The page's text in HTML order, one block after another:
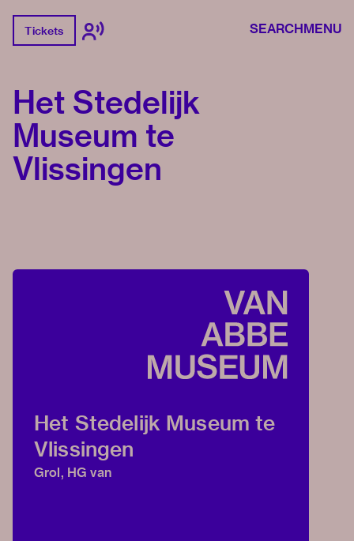
Tickets SEARCHMENU
Het Stedelijk
Museum te
Vlissingen
Het Stedelijk Museum te
Vlissingen
Grol, HG van